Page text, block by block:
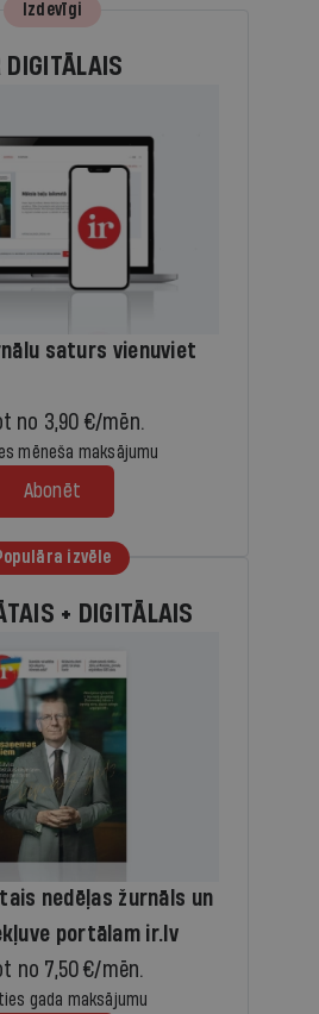
Izdevīgi
DIGITĀLAIS
saturs vienuviet
no 3,90 €/mēn.
mēneša maksājumu
Abonēt
izvēle
+ DIGITĀLAIS
nedēļas žurnāls un
portālam ir.lv
no 7,50 €/mēn.
gada maksājumu